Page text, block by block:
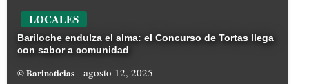
LOCALES
Bariloche endulza el alma: el Concurso de Tortas llega
con sabor a comunidad
© Barinoticias agosto 12, 2025